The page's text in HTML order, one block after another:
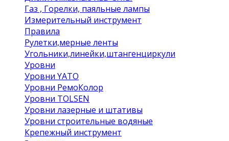
Газ , Горелки, паяльные лампы
Измерительный инструмент
Правила
Рулетки,мерные ленты
Угольники,линейки,штангенциркули
Уровни
Уровни YATO
Уровни РемоКолор
Уровни TOLSEN
Уровни лазерные и штативы
Уровни строительные водяные
Крепежный инструмент